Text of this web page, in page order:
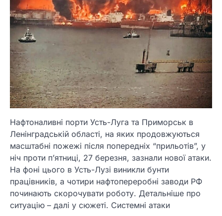
Нафтоналивні порти Усть-Луга та Приморськ в
Ленінградській області, на яких продовжуються
масштабні пожежі після попередніх “прильотів”, у
ніч проти п’ятниці, 27 березня, зазнали нової атаки.
На фоні цього в Усть-Лузі виникли бунти
працівників, а чотири нафтопереробні заводи РФ
починають скорочувати роботу. Детальніше про
ситуацію – далі у сюжеті. Системні атаки